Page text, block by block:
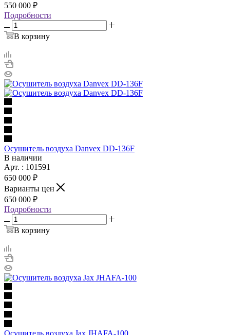
550 000 ₽
Подробности
В корзину
Осушитель воздуха Danvex DD-136F
В наличии
Арт. : 101591
650 000 ₽
Варианты цен
650 000 ₽
Подробности
В корзину
Осушитель воздуха Jax JHAFA-100